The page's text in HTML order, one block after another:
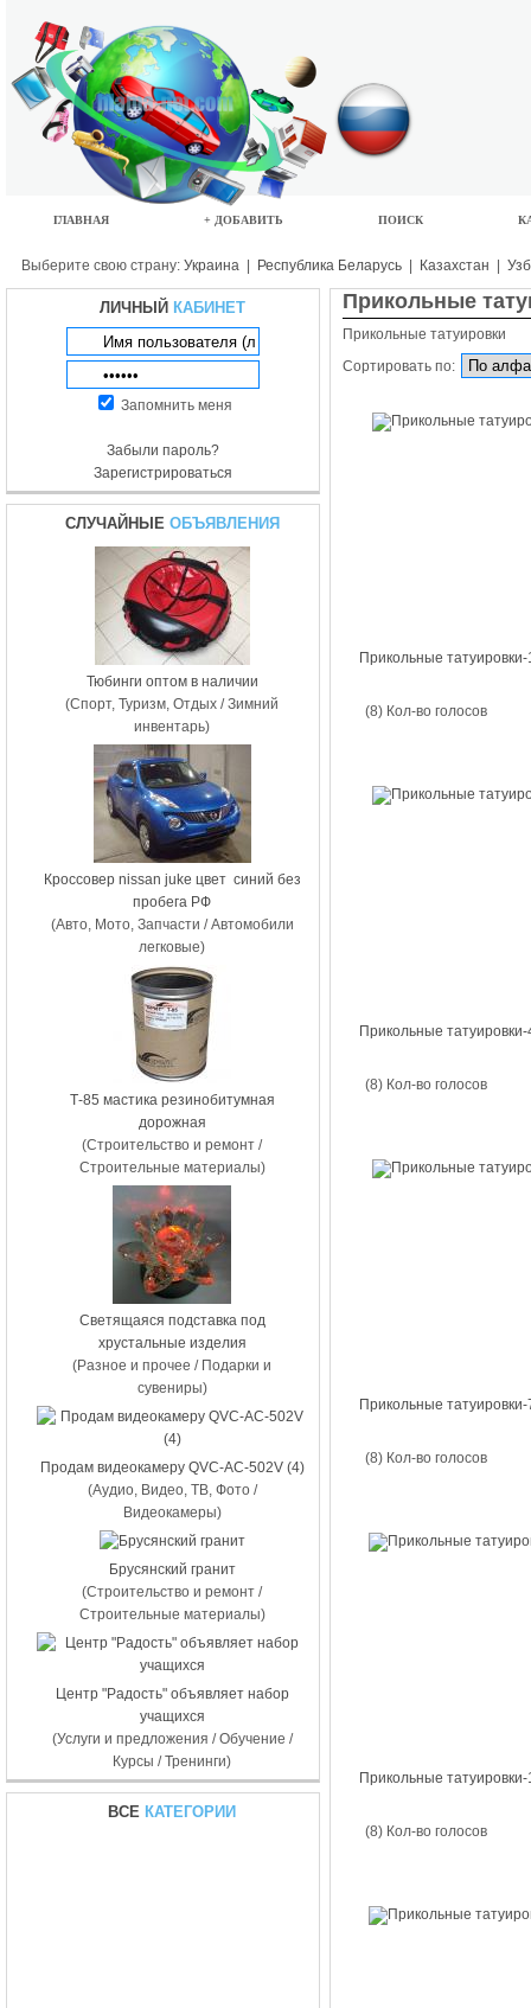
ГЛАВНАЯ + ДОБАВИТЬ ПОИСК
Выберите свою страну: Украина Республика Беларусь Казахстан
ЛИЧНЫЙ КАБИНЕТ
Запомнить меня
Забыли пароль?
Зарегистрироваться
СЛУЧАЙНЫЕОБЪЯВЛЕНИЯ
Тюбинги оптом в наличии
(Спорт, Туризм, Отдых / Зимний
инвентарь)
Кроссовер nissan juke цвет синий без
пробега РФ
(Авто, Мото, Запчасти / Автомобили
легковые)
Т-85 мастика резинобитумная
дорожная
(Строительство и ремонт /
Строительные материалы)
Светящаяся подставка под
хрустальные изделия
(Разное и прочее / Подарки и
сувениры)
Продам видеокамеру QVC-AC-502V (4)
(Аудио, Видео, ТВ, Фото /
Видеокамеры)
Брусянский гранит
(Строительство и ремонт /
Строительные материалы)
Центр "Радость" объявляет набор
учащихся
(Услуги и предложения / Обучение /
Курсы / Тренинги)
ВСЕ КАТЕГОРИИ
Прикольные
Прикольные татуировки
Сортировать по:
Прикольные татуировки-
(8) Кол-во голосов
Прикольные татуировки-
(8) Кол-во голосов
Прикольные татуировки-
(8) Кол-во голосов
Прикольные татуировки-
(8) Кол-во голосов